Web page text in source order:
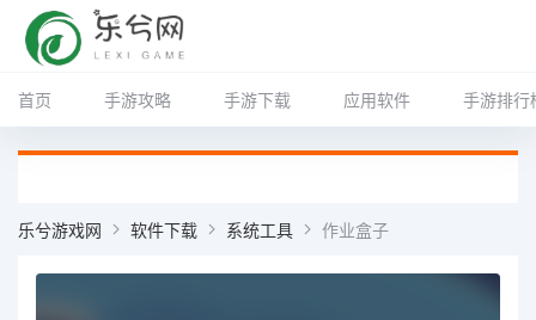
首页 手游攻略 手游下载 应用软件 手游排行
乐兮游戏网 软件下载 系统工具 作业盒子